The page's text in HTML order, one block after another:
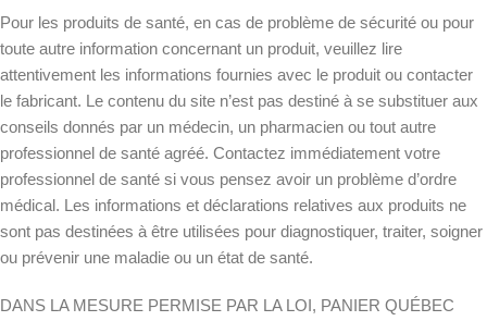
Pour les produits de santé, en cas de problème de sécurité ou pour
toute autre information concernant un produit, veuillez lire
attentivement les informations fournies avec le produit ou contacter
le fabricant. Le contenu du site n’est pas destiné à se substituer aux
conseils donnés par un médecin, un pharmacien ou tout autre
professionnel de santé agréé. Contactez immédiatement votre
professionnel de santé si vous pensez avoir un problème d’ordre
médical. Les informations et déclarations relatives aux produits ne
sont pas destinées à être utilisées pour diagnostiquer, traiter, soigner
ou prévenir une maladie ou un état de santé.
DANS LA MESURE PERMISE PAR LA LOI, PANIER QUÉBEC